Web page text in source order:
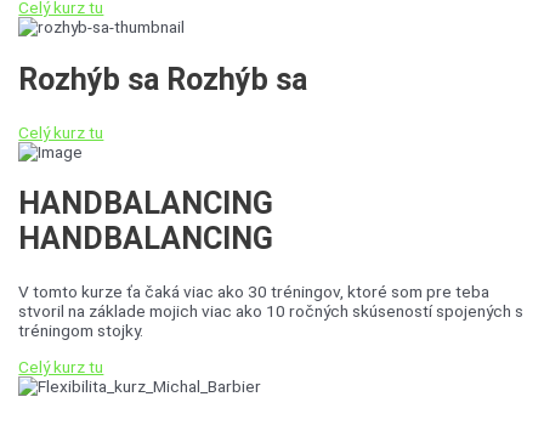
Celý kurz tu
Rozhýb sa Rozhýb sa
Celý kurz tu
HANDBALANCING
HANDBALANCING
V tomto kurze ťa čaká viac ako 30 tréningov, ktoré som pre teba
stvoril na základe mojich viac ako 10 ročných skúseností spojených s
tréningom stojky.
Celý kurz tu